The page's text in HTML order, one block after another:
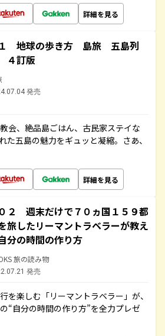
詳細を見る
地球の歩き方 島旅 五島列
４訂版
発売
会、絶品島ごはん、古民家ステイな
た五島の魅力をギュッと凝縮。さあ、
詳細を見る
２ 週末だけで７０ヵ国１５９都
旅したリーマントラベラーが教え
分の時間の作り方
旅の読み物
発売
を楽しむ「リーマントラベラー」が、
“自分の時間の作り方”を全力プレゼ